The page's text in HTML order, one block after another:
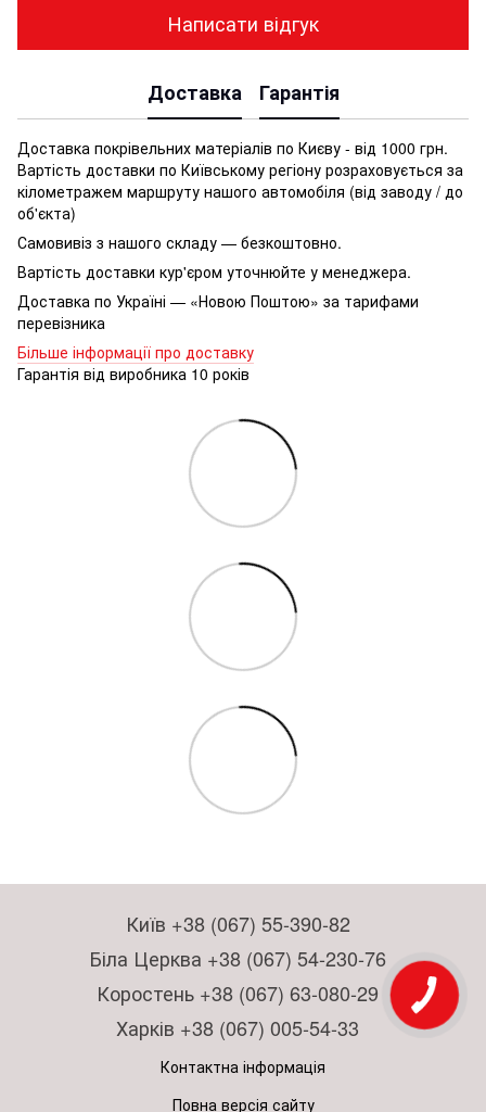
Написати відгук
Доставка Гарантія
Доставка покрівельних матеріалів по Києву - від 1000 грн.
Вартість доставки по Київському регіону розраховується за
кілометражем маршруту нашого автомобіля (від заводу / до
об'єкта)
Самовивіз з нашого складу — безкоштовно.
Вартість доставки кур'єром уточнюйте у менеджера.
Доставка по Україні — «Новою Поштою» за тарифами
перевізника
Більше інформації про доставку
Гарантія від виробника 10 років
Київ +38 (067) 55-390-82
Біла Церква +38 (067) 54-230-76
Коростень +38 (067) 63-080-29
Харків +38 (067) 005-54-33
Контактна інформація
Повна версія сайту